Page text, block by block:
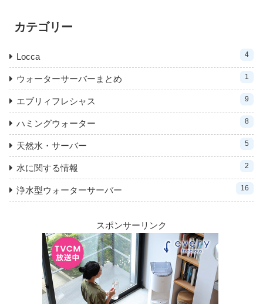
カテゴリー
Locca 4
ウォーターサーバーまとめ 1
エブリィフレシャス 9
ハミングウォーター 8
天然水・サーバー 5
水に関する情報 2
浄水型ウォーターサーバー 16
スポンサーリンク